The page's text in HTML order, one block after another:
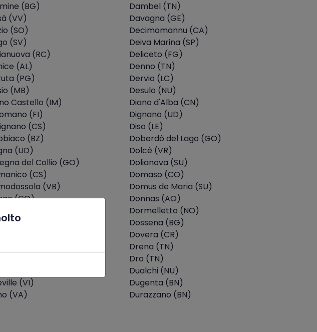
(BG)
Dambel (TN)
(VV)
Davagna (GE)
(SO)
Decimomannu (CA)
(SV)
Deiva Marina (SP)
(RC)
Deliceto (FG)
(AL)
Denno (TN)
(PG)
Dervio (LC)
(MB)
Desulo (NU)
Castello (IM)
Diano d'Alba (CN)
(FI)
Dignano (UD)
(CS)
Diso (LE)
(BZ)
Doberdò del Lago (GO)
(UD)
Dolcè (VR)
del Collio (GO)
Dolianova (SU)
(CS)
Domaso (CO)
(VB)
Domus de Maria (SU)
(CO)
Donnas (AO)
Dormelletto (NO)
(MN)
Dossena (BG)
Dovera (CR)
Drena (TN)
Dro (TN)
Dualchi (NU)
(VI)
Dugenta (BN)
(VA)
Durazzano (BN)